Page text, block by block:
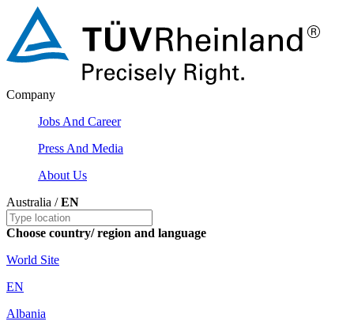
Company
Jobs And Career
Press And Media
About Us
Australia /EN
Choose country/ region and language
World Site
EN
Albania